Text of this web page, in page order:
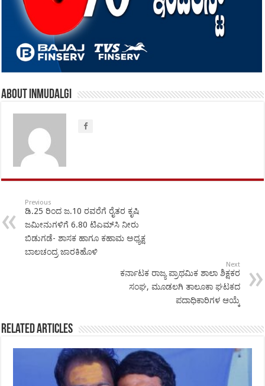
About inmudalgi
Previous
ಡಿ.25 ರಿಂದ ಜ.10 ರವರೆಗೆ ರೈತರ ಕೃಷಿ
ಜಮೀನುಗಳಿಗೆ 6.80 ಟಿಎಮ್‍ಸಿ ನೀರು
ಬಿಡುಗಡೆ- ಶಾಸಕ ಹಾಗೂ ಕಹಾಮ ಅಧ್ಯಕ್ಷ
ಬಾಲಚಂದ್ರ ಜಾರಕಿಹೊಳಿ
Next
ಕರ್ನಾಟಕ ರಾಜ್ಯ ಪ್ರಾಥಮಿಕ ಶಾಲಾ ಶಿಕ್ಷಕರ
ಸಂಘ, ಮೂಡಲಗಿ ತಾಲೂಕಾ ಘಟಕದ
ಪದಾಧಿಕಾರಿಗಳ ಆಯ್ಕೆ
Related Articles